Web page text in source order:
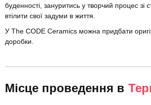
буденності, зануритись у творчий процес зі
втілити свої задуми в життя.
У The CODE Ceramics можна придбати
доробки.
Місце проведення в